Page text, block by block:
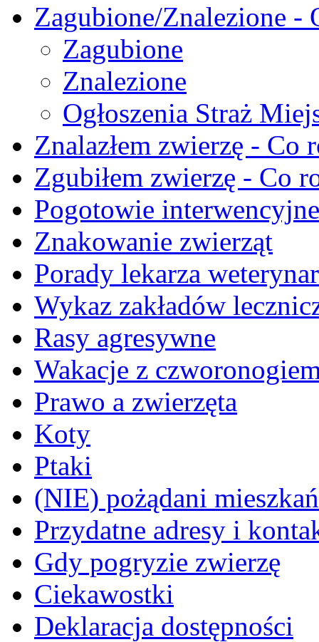
Zagubione/Znalezione -
Zagubione
Znalezione
Ogłoszenia Straż
Znalazłem zwierzę - Co
Zgubiłem zwierzę - Co
Pogotowie interwencyjne
Znakowanie zwierząt
Porady lekarza
Wykaz zakładów
Rasy agresywne
Wakacje z
Prawo a zwierzęta
Koty
Ptaki
(NIE) pożądani
Przydatne adresy i
Gdy pogryzie zwierzę
Ciekawostki
Deklaracja dostępności